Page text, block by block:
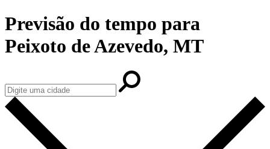
Previsão do tempo para
Peixoto de Azevedo, MT